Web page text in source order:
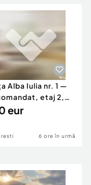
Alba Iulia nr. 1 —
etaj 2,
sp...
eur
6 ore în urmă